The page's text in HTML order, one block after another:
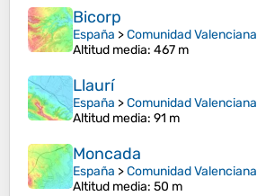
Bicorp
España >Comunidad Valenciana
Altitud media: 467 m
Llaurí
España >Comunidad Valenciana
Altitud media: 91 m
Moncada
España >Comunidad Valenciana
Altitud media: 50 m